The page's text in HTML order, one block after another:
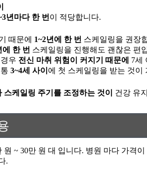
년마다 한 번이 적당합니다.
때문에 1~2년에 한 번 스케일링을 권장
에 한 번 스케일링을 진행해도 괜찮은 편
우 전신 마취 위험이 커지기 때문에
7세
3~4세 사이 에 첫 스케일링을 받는 것이
케일링 주기를 조정하는 것이 건강 유
원 ~ 30만 원 대 입니다. 병원 마다 가격
.